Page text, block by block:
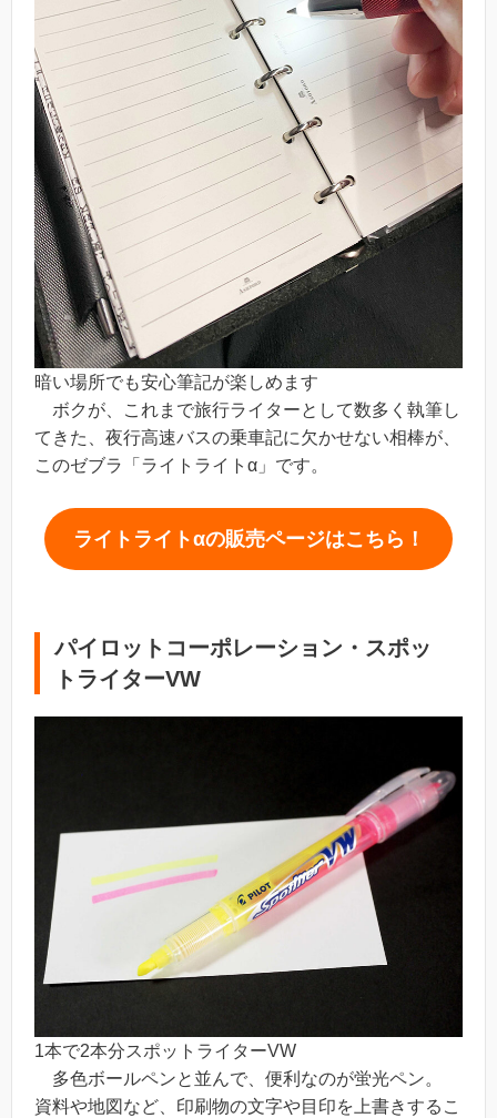
暗い場所でも安心筆記が楽しめます
ボクが、これまで旅行ライターとして数多く執筆し
てきた、夜行高速バスの乗車記に欠かせない相棒が、
このゼブラ「ライトライトα」です。
ライトライトαの販売ページはこちら！
パイロットコーポレーション・スポッ
トライターVW
1本で2本分スポットライターVW
多色ボールペンと並んで、便利なのが蛍光ペン。
資料や地図など、印刷物の文字や目印を上書きするこ